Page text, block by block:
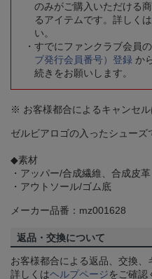
のみがご購入いただける
るアイテムです。詳しくは
い。
すでにファンクラブ会員の
ブ発行会員番号）登録 か
続きをお願いします。
※ お客様都合によるキャンセル
ゼルビアロゴの入ったシューズ
◆素材
・アッパー/合成繊維、合成皮革
・アウトソール/ゴム底
メーカー品番：mz001628
返品・交換について
お客様都合による返品、交換、
詳しくはヘルプページをご確認